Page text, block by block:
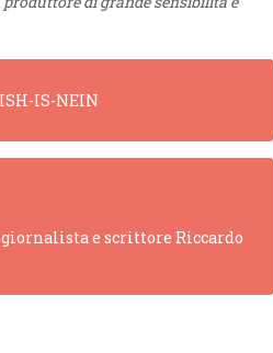
IS-NEIN
e scrittore Riccardo